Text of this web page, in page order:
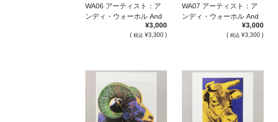
WA06 アーティスト：ア
ンディ・ウォーホル And
¥3,000
( 税込 ¥3,300 )
WA07 アーティスト：ア
ンディ・ウォーホル And
¥3,000
( 税込 ¥3,300 )